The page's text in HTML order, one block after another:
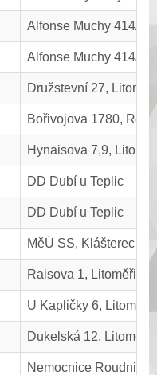
Alfonse Muchy 414/
Alfonse Muchy 414/
Družstevní 27,
Bořivojova 1780,
Hynaisova 7,9,
DD Dubí u Teplic
DD Dubí u Teplic
MěÚ SS, Klášterec
Raisova 1, Litoměřice
U Kapličky 6,
Dukelská 12,
Nemocnice Roudnice